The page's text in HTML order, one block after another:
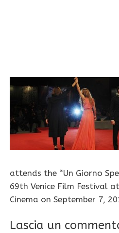
attends the “Un Giorno
69th Venice Film Festival
Cinema on September 7,
Lascia un